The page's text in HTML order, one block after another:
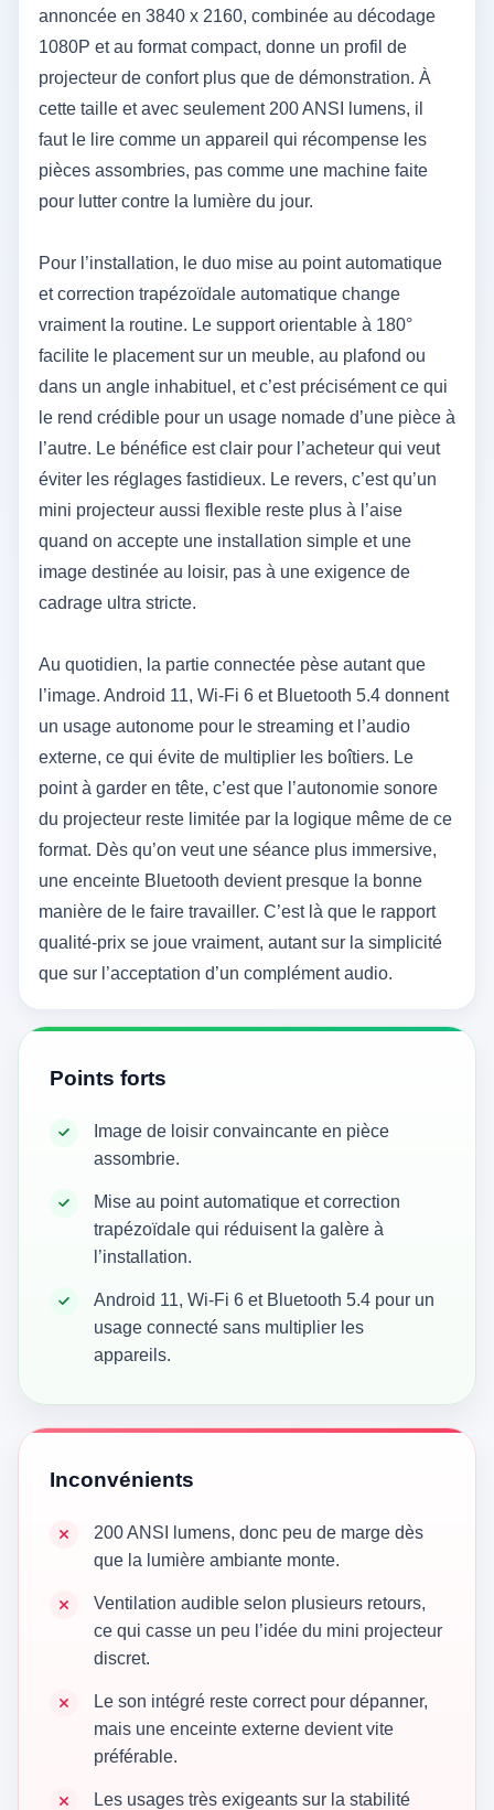
annoncée en 3840 x 2160, combinée au décodage
1080P et au format compact, donne un profil de
projecteur de confort plus que de démonstration. À
cette taille et avec seulement 200 ANSI lumens, il
faut le lire comme un appareil qui récompense les
pièces assombries, pas comme une machine faite
pour lutter contre la lumière du jour.
Pour l’installation, le duo mise au point automatique
et correction trapézoïdale automatique change
vraiment la routine. Le support orientable à 180°
facilite le placement sur un meuble, au plafond ou
dans un angle inhabituel, et c’est précisément ce qui
le rend crédible pour un usage nomade d’une pièce à
l’autre. Le bénéfice est clair pour l’acheteur qui veut
éviter les réglages fastidieux. Le revers, c’est qu’un
mini projecteur aussi flexible reste plus à l’aise
quand on accepte une installation simple et une
image destinée au loisir, pas à une exigence de
cadrage ultra stricte.
Au quotidien, la partie connectée pèse autant que
l’image. Android 11, Wi‑Fi 6 et Bluetooth 5.4 donnent
un usage autonome pour le streaming et l’audio
externe, ce qui évite de multiplier les boîtiers. Le
point à garder en tête, c’est que l’autonomie sonore
du projecteur reste limitée par la logique même de ce
format. Dès qu’on veut une séance plus immersive,
une enceinte Bluetooth devient presque la bonne
manière de le faire travailler. C’est là que le rapport
qualité-prix se joue vraiment, autant sur la simplicité
que sur l’acceptation d’un complément audio.
Points forts
Image de loisir convaincante en pièce
assombrie.
Mise au point automatique et correction
trapézoïdale qui réduisent la galère à
l’installation.
Android 11, Wi‑Fi 6 et Bluetooth 5.4 pour un
usage connecté sans multiplier les
appareils.
Inconvénients
200 ANSI lumens, donc peu de marge dès
que la lumière ambiante monte.
Ventilation audible selon plusieurs retours,
ce qui casse un peu l’idée du mini projecteur
discret.
Le son intégré reste correct pour dépanner,
mais une enceinte externe devient vite
préférable.
Les usages très exigeants sur la stabilité